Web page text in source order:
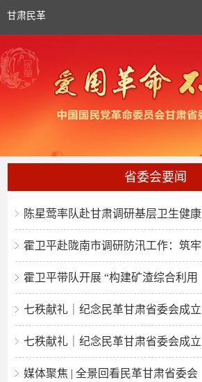
甘肃民革
省委会要闻
陈星莺率队赴甘肃调研基层卫生健康
霍卫平赴陇南市调研防汛工作：筑牢
霍卫平带队开展 “构建矿渣综合利用
七秩献礼｜纪念民革甘肃省委会成立
七秩献礼｜纪念民革甘肃省委会成立
媒体聚焦 | 全景回看民革甘肃省委会